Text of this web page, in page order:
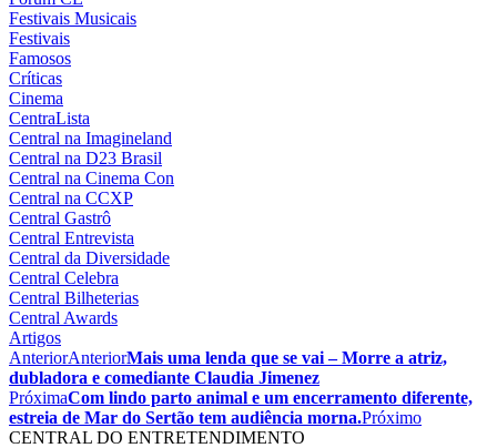
Festivais Musicais
Festivais
Famosos
Críticas
Cinema
CentraLista
Central na Imagineland
Central na D23 Brasil
Central na Cinema Con
Central na CCXP
Central Gastrô
Central Entrevista
Central da Diversidade
Central Celebra
Central Bilheterias
Central Awards
Artigos
AnteriorAnteriorMais uma lenda que se vai – Morre a atriz,
dubladora e comediante Claudia Jimenez
PróximaCom lindo parto animal e um encerramento diferente,
estreia de Mar do Sertão tem audiência morna.Próximo
CENTRAL DO ENTRETENDIMENTO